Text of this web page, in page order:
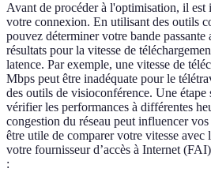
Avant de procéder à l'optimisation, il est
votre connexion. En utilisant des outils
pouvez déterminer votre bande
résultats pour la vitesse de
latence. Par exemple, une vitesse de
Mbps peut être inadéquate pour le
des outils de visioconférence. Une étape
vérifier les performances à différentes
congestion du réseau peut influencer
être utile de comparer votre vitesse avec
votre fournisseur d’accès à Internet
: